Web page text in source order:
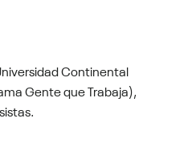
Continental
Gente que Trabaja),